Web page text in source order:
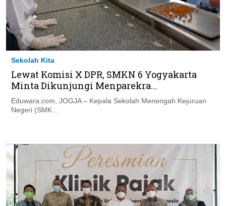
Sekolah Kita
Lewat Komisi X DPR, SMKN 6 Yogyakarta
Minta Dikunjungi Menparekra...
Eduwara.com, JOGJA – Kepala Sekolah Menengah Kejuruan
Negeri (SMK...